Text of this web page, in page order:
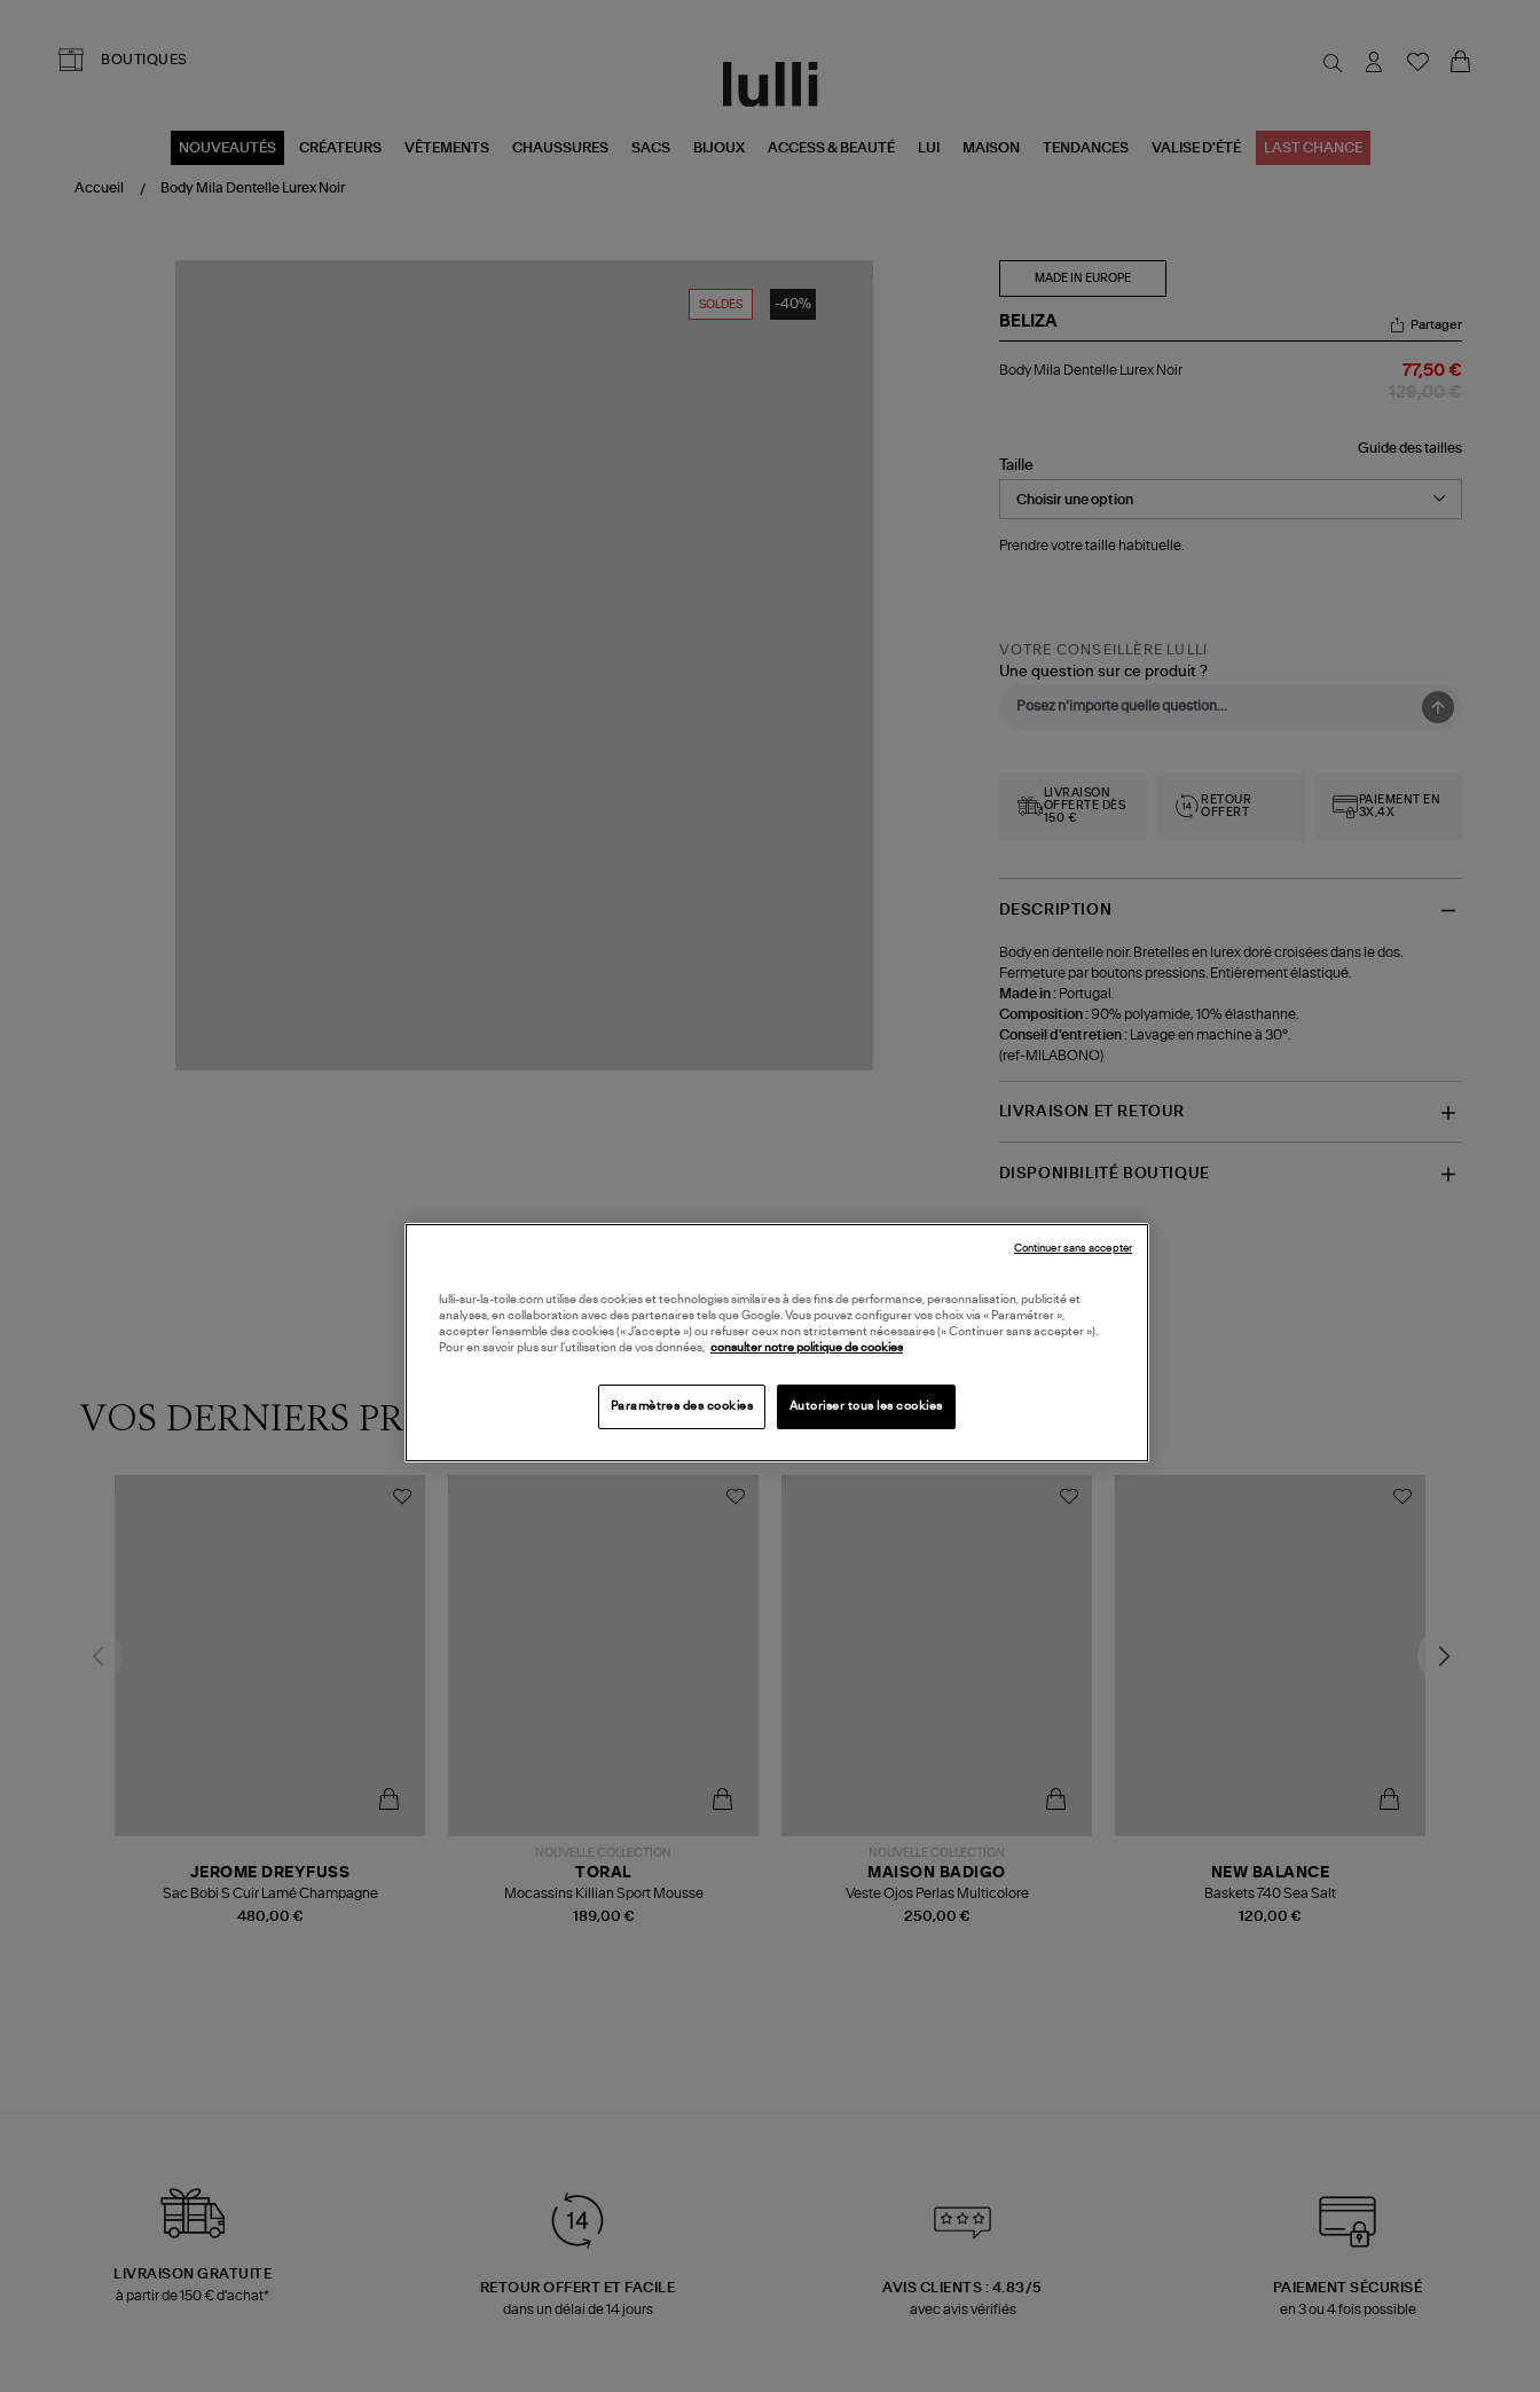
BOUTIQUES
NOUVEAUTÉS CRÉATEURS VÊTEMENTS CHAUSSURES SACS BIJOUX ACCESS & BEAUTÉ LUI MAISON TENDANCES VALISE D'ÉTÉ LAST CHANCE
Accueil Body Mila Dentelle Lurex Noir
SOLDES -40%
MADE IN EUROPE
BELIZA
Mila
Partager
Body Mila Dentelle Lurex Noir 77,50 €
Guide des tailles
Taille
Prendre votre taille habituelle.
VOTRE CONSEILLÈRE LULLI
Une question sur ce produit ?
LIVRAISON
OFFERTE DÈS
150 €
RETOUR
OFFERT
PAIEMENT EN
3X,4X
DESCRIPTION
Body en dentelle noir. Bretelles en lurex doré croisées dans le dos.
Fermeture par boutons pressions. Entièrement élastiqué.
Made in : Portugal.
Composition : 90% polyamide, 10% élasthanne.
Conseil d'entretien :
Lavage en machine à 30°.
(ref-MILABONO)
LIVRAISON ET RETOUR
DISPONIBILITÉ BOUTIQUE
VOS DERNIERS PRODUITS VUS
480,00 €
JEROME DREYFUSS
Sac Bobi S Cuir Lamé Champagne
NOUVELLE COLLECTION
189,00 €
TORAL
Mocassins Killian Sport Mousse
NOUVELLE COLLECTION
250,00 €
MAISON BADIGO
Veste Ojos Perlas Multicolore
120,00 €
NEW BALANCE
Baskets 740 Sea Salt
LIVRAISON GRATUITE
à partir de 150 € d'achat*
RETOUR OFFERT ET FACILE
dans un délai de 14 jours
AVIS CLIENTS : 4.83/5
avec avis vérifiés
PAIEMENT SÉCURISÉ
en 3 ou 4 fois possible
lulli-sur-la-toile.com utilise des cookies et technologies similaires à des fins de performance, personnalisation, publicité et
analyses, en collaboration avec des partenaires tels que Google. Vous pouvez configurer vos choix via « Paramétrer »,
accepter l’ensemble des cookies (« J’accepte ») ou refuser ceux non strictement nécessaires (« Continuer sans accepter »).
Pour en savoir plus sur l’utilisation de vos données, consulter notre politique de cookies
Paramètres des cookies Autoriser tous les cookies
Continuer sans accepter